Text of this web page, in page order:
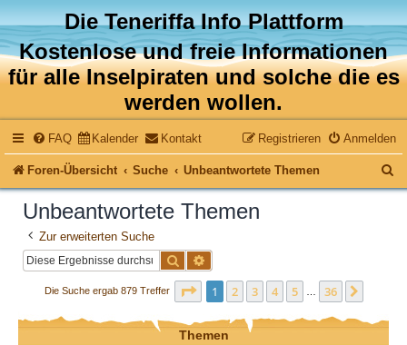
Die Teneriffa Info Plattform
Kostenlose und freie Informationen
für alle Inselpiraten und solche die es
werden wollen.
FAQ Kalender Kontakt Anmelden
Registrieren
Foren-Übersicht Suche Unbeantwortete Themen
u
Unbeantwortete Themen
Zur erweiterten Suche
Suche
Die Suche ergab 879 Treffer Seite 1von 36
1 2 3 4 5 36
Themen